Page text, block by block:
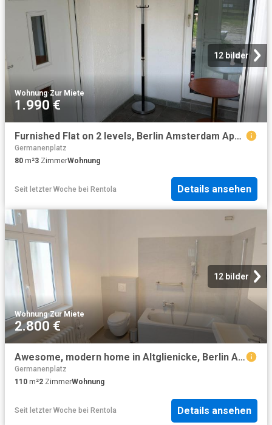
12 bilder
Wohnung·Zur Miete
1.990 €
Furnished Flat on 2 levels, Berlin Amsterdam Apartments for Rent
Germanenplatz
80 m²3 ZimmerWohnung
Seit letzter Woche bei Rentola Details ansehen
12 bilder
Wohnung·Zur Miete
2.800 €
Awesome, modern home in Altglienicke, Berlin Amsterdam Apartments for Rent
Germanenplatz
110 m²2 ZimmerWohnung
Seit letzter Woche bei Rentola Details ansehen